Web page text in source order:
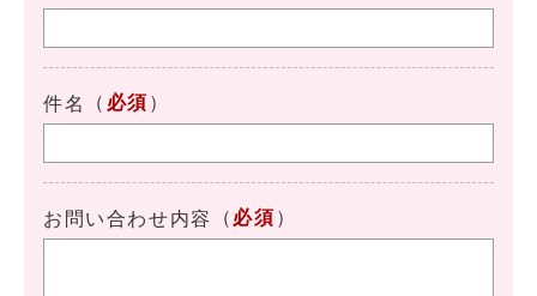
件名 （ 必須 ）
お問い合わせ内容 （ 必須 ）